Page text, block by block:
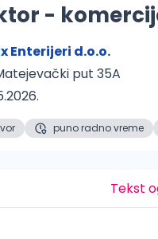
-
Enterijeri d.o.o.
put 35A
puno radno vreme
Tekst